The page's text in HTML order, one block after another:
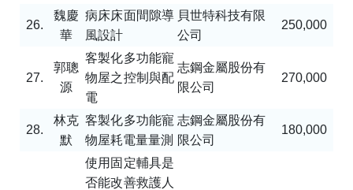
26.
魏慶
華
病床床面間隙導
風設計
貝世特科技有限
公司
250,000
27.
郭聰
源
客製化多功能寵
物屋之控制與配
電
志鋼金屬股份有
限公司
270,000
28.
林克
默
客製化多功能寵
物屋耗電量量測
志鋼金屬股份有
限公司
180,000
使用固定輔具是
否能改善救護人